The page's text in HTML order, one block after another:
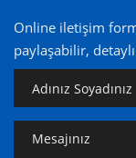
Online iletişim
paylaşabilir,